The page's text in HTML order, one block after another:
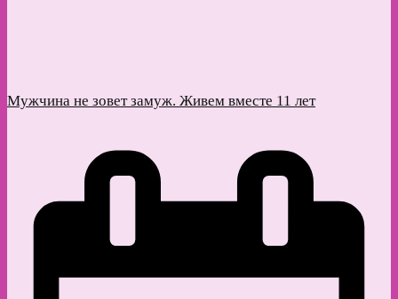
Мужчина не зовет замуж. Живем вместе 11 лет